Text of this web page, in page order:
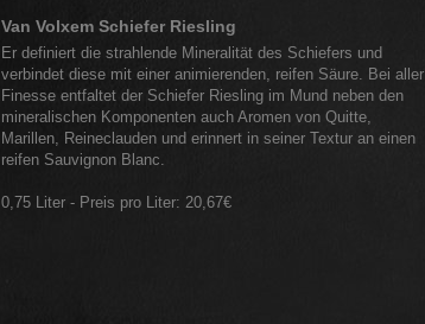
Van Volxem Schiefer Riesling
Er definiert die strahlende Mineralität des Schiefers und
verbindet diese mit einer animierenden, reifen Säure. Bei aller
Finesse entfaltet der Schiefer Riesling im Mund neben den
mineralischen Komponenten auch Aromen von Quitte,
Marillen, Reineclauden und erinnert in seiner Textur an einen
reifen Sauvignon Blanc.
0,75 Liter - Preis pro Liter: 20,67€